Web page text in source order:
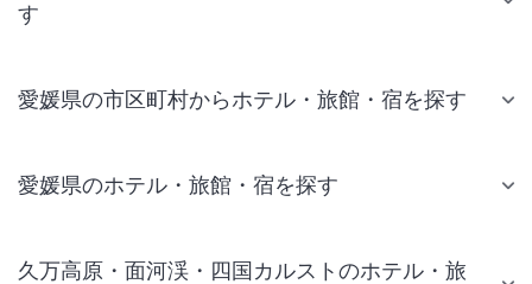
す
愛媛県の市区町村からホテル・旅館・宿を探す
愛媛県のホテル・旅館・宿を探す
久万高原・面河渓・四国カルストのホテル・旅